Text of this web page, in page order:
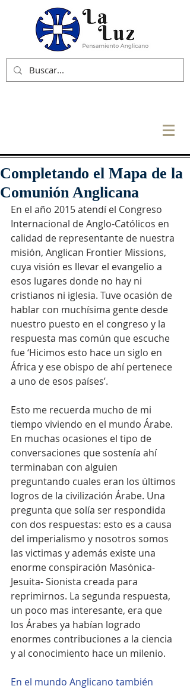
Completando el Mapa de la
Comunión Anglicana
En el año 2015 atendí el Congreso
Internacional de Anglo-Católicos en
calidad de representante de nuestra
misión, Anglican Frontier Missions,
cuya visión es llevar el evangelio a
esos lugares donde no hay ni
cristianos ni iglesia. Tuve ocasión de
hablar con muchísima gente desde
nuestro puesto en el congreso y la
respuesta mas común que escuche
fue ‘Hicimos esto hace un siglo en
África y ese obispo de ahí pertenece
a uno de esos países’.
Esto me recuerda mucho de mi
tiempo viviendo en el mundo Árabe.
En muchas ocasiones el tipo de
conversaciones que sostenía ahí
terminaban con alguien
preguntando cuales eran los últimos
logros de la civilización Árabe. Una
pregunta que solía ser respondida
con dos respuestas: esto es a causa
del imperialismo y nosotros somos
las victimas y además existe una
enorme conspiración Masónica-
Jesuita- Sionista creada para
reprimirnos. La segunda respuesta,
un poco mas interesante, era que
los Árabes ya habían logrado
enormes contribuciones a la ciencia
y al conocimiento hace un milenio.
En el mundo Anglicano también